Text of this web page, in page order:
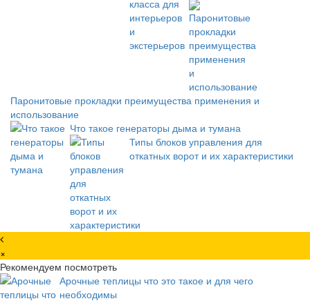
Паронитовые прокладки преимущества применения и
использование
Что такое генераторы дыма и тумана
Типы блоков управления для
откатных ворот и их характеристики
×
Рекомендуем посмотреть
Арочные теплицы что это такое и для чего
необходимы